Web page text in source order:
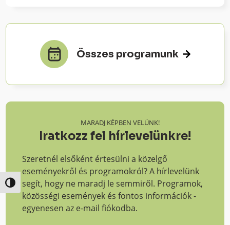
Nagy kontraszt váltása
Összes programunk
MARADJ KÉPBEN VELÜNK!
Iratkozz fel hírlevelünkre!
Szeretnél elsőként értesülni a közelgő
eseményekről és programokról? A hírlevelünk
segít, hogy ne maradj le semmiről. Programok,
közösségi események és fontos információk -
egyenesen az e-mail fiókodba.